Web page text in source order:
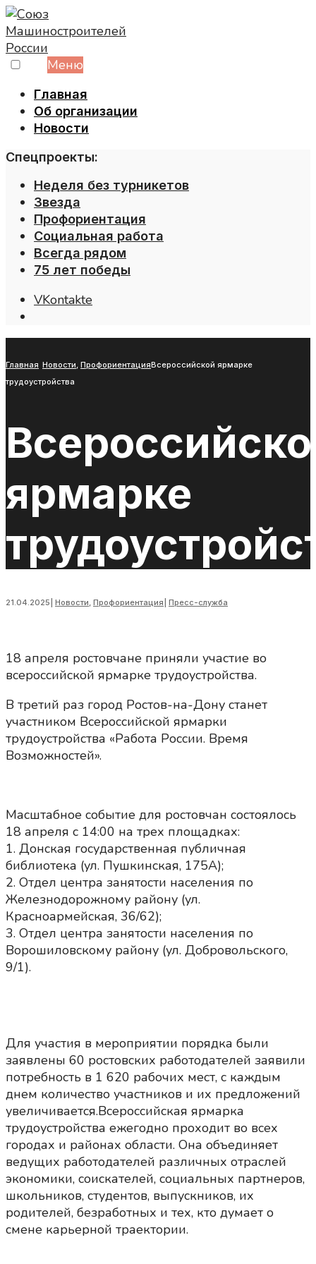
Skip
to
content
Меню
Главная
Об организации
Новости
Спецпроекты:
Неделя без турникетов
Звезда
Профориентация
Социальная работа
Всегда рядом
75 лет победы
VKontakte
Главная Новости, ПрофориентацияВсероссийской ярмарке
трудоустройства
ярмарке
21.04.2025 Новости, Профориентация Пресс-служба
18 апреля ростовчане приняли участие во
всероссийской ярмарке трудоустройства.
В третий раз город Ростов-на-Дону станет
участником Всероссийской ярмарки
трудоустройства «Работа России. Время
Возможностей».
Масштабное событие для ростовчан состоялось
18 апреля с 14:00 на трех площадках:
1. Донская государственная публичная
библиотека (ул. Пушкинская, 175А);
2. Отдел центра занятости населения по
Железнодорожному району (ул.
Красноармейская, 36/62);
3. Отдел центра занятости населения по
Ворошиловскому району (ул. Добровольского,
9/1).
Для участия в мероприятии порядка были
заявлены 60 ростовских работодателей заявили
потребность в 1 620 рабочих мест, с каждым
днем количество участников и их предложений
увеличивается.Всероссийская ярмарка
трудоустройства ежегодно проходит во всех
городах и районах области. Она объединяет
ведущих работодателей различных отраслей
экономики, соискателей, социальных партнеров,
школьников, студентов, выпускников, их
родителей, безработных и тех, кто думает о
смене карьерной траектории.